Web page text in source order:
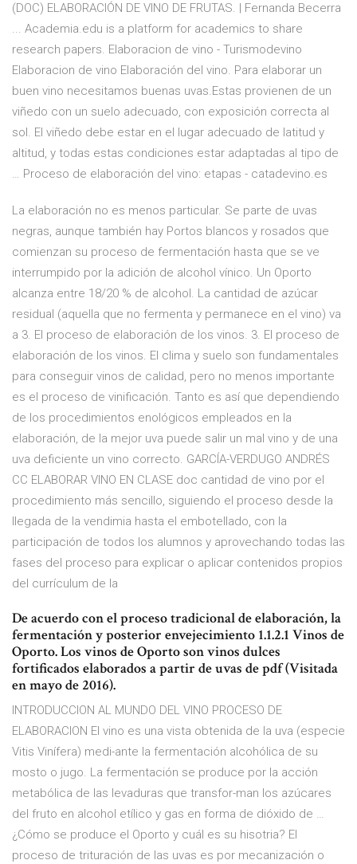
(DOC) ELABORACIÓN DE VINO DE FRUTAS. | Fernanda Becerra
... Academia.edu is a platform for academics to share
research papers. Elaboracion de vino - Turismodevino
Elaboracion de vino Elaboración del vino. Para elaborar un
buen vino necesitamos buenas uvas.Estas provienen de un
viñedo con un suelo adecuado, con exposición correcta al
sol. El viñedo debe estar en el lugar adecuado de latitud y
altitud, y todas estas condiciones estar adaptadas al tipo de
… Proceso de elaboración del vino: etapas - catadevino.es
La elaboración no es menos particular. Se parte de uvas
negras, aunque también hay Portos blancos y rosados que
comienzan su proceso de fermentación hasta que se ve
interrumpido por la adición de alcohol vínico. Un Oporto
alcanza entre 18/20 % de alcohol. La cantidad de azúcar
residual (aquella que no fermenta y permanece en el vino) va
a 3. El proceso de elaboración de los vinos. 3. El proceso de
elaboración de los vinos. El clima y suelo son fundamentales
para conseguir vinos de calidad, pero no menos importante
es el proceso de vinificación. Tanto es así que dependiendo
de los procedimientos enológicos empleados en la
elaboración, de la mejor uva puede salir un mal vino y de una
uva deficiente un vino correcto. GARCÍA-VERDUGO ANDRÉS
CC ELABORAR VINO EN CLASE doc cantidad de vino por el
procedimiento más sencillo, siguiendo el proceso desde la
llegada de la vendimia hasta el embotellado, con la
participación de todos los alumnos y aprovechando todas las
fases del proceso para explicar o aplicar contenidos propios
del currículum de la
De acuerdo con el proceso tradicional de elaboración, la
fermentación y posterior envejecimiento 1.1.2.1 Vinos de
Oporto. Los vinos de Oporto son vinos dulces
fortificados elaborados a partir de uvas de pdf (Visitada
en mayo de 2016).
INTRODUCCION AL MUNDO DEL VINO PROCESO DE
ELABORACION El vino es una vista obtenida de la uva (especie
Vitis Vinífera) medi-ante la fermentación alcohólica de su
mosto o jugo. La fermentación se produce por la acción
metabólica de las levaduras que transfor-man los azúcares
del fruto en alcohol etílico y gas en forma de dióxido de …
¿Cómo se produce el Oporto y cuál es su hisotria? El
proceso de trituración de las uvas es por mecanización o